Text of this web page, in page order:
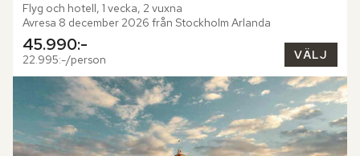
Flyg och hotell, 1 vecka, 2 vuxna
Avresa 8 december 2026 från Stockholm Arlanda
45.990:-
22.995:-/person VÄLJ